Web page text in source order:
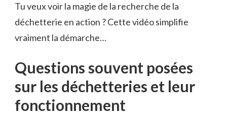
Tu veux voir la magie de la recherche de la
déchetterie en action ? Cette vidéo simplifie
vraiment la démarche…
Questions souvent posées
sur les déchetteries et leur
fonctionnement